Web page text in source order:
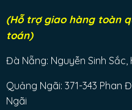
(Hỗ trợ giao hàng toàn
toán)
Đà Nẵng: Nguyễn Sinh Sắc,
Quảng Ngãi: 371-343 Phan
Ngãi